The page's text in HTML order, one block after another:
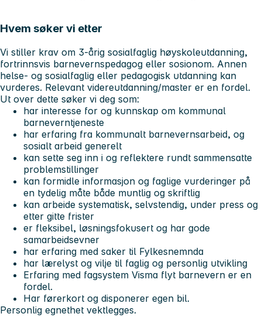
Hvem søker vi etter
Vi stiller krav om 3-årig sosialfaglig høyskoleutdanning,
fortrinnsvis barnevernspedagog eller sosionom. Annen
helse- og sosialfaglig eller pedagogisk utdanning kan
vurderes. Relevant videreutdanning/master er en fordel.
Ut over dette søker vi deg som:
har interesse for og kunnskap om kommunal
barneverntjeneste
har erfaring fra kommunalt barnevernsarbeid, og
sosialt arbeid generelt
kan sette seg inn i og reflektere rundt sammensatte
problemstillinger
kan formidle informasjon og faglige vurderinger på
en tydelig måte både muntlig og skriftlig
kan arbeide systematisk, selvstendig, under press og
etter gitte frister
er fleksibel, løsningsfokusert og har gode
samarbeidsevner
har erfaring med saker til Fylkesnemnda
har lærelyst og vilje til faglig og personlig utvikling
Erfaring med fagsystem Visma flyt barnevern er en
fordel.
Har førerkort og disponerer egen bil.
Personlig egnethet vektlegges.